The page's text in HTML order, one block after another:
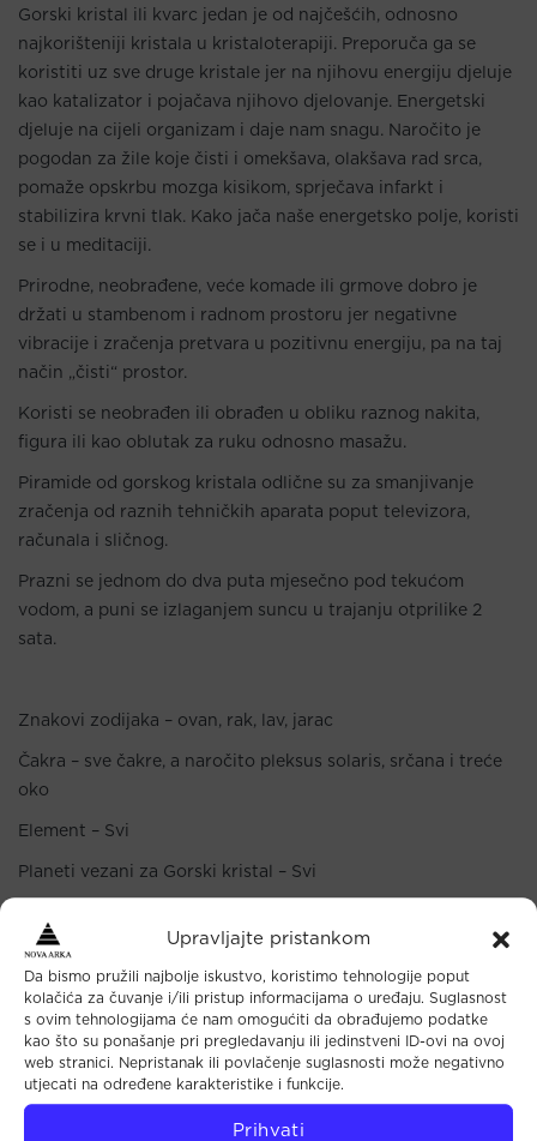
Upravljajte pristankom
Da bismo pružili najbolje iskustvo, koristimo tehnologije poput
kolačića za čuvanje i/ili pristup informacijama o uređaju. Suglasnost
s ovim tehnologijama će nam omogućiti da obrađujemo podatke
kao što su ponašanje pri pregledavanju ili jedinstveni ID-ovi na ovoj
web stranici. Nepristanak ili povlačenje suglasnosti može negativno
utjecati na određene karakteristike i funkcije.
Prihvati
Gorski kristal ili kvarc jedan je od najčešćih, odnosno
najkorišteniji kristala u kristaloterapiji. Preporuča ga se
koristiti uz sve druge kristale jer na njihovu energiju djeluje
kao katalizator i pojačava njihovo djelovanje. Energetski
djeluje na cijeli organizam i daje nam snagu. Naročito je
pogodan za žile koje čisti i omekšava, olakšava rad srca,
pomaže opskrbu mozga kisikom, sprječava infarkt i
stabilizira krvni tlak. Kako jača naše energetsko polje, koristi
se i u meditaciji.
Prirodne, neobrađene, veće komade ili grmove dobro je
držati u stambenom i radnom prostoru jer negativne
vibracije i zračenja pretvara u pozitivnu energiju, pa na taj
način „čisti“ prostor.
Koristi se neobrađen ili obrađen u obliku raznog nakita,
figura ili kao oblutak za ruku odnosno masažu.
Piramide od gorskog kristala odlične su za smanjivanje
zračenja od raznih tehničkih aparata poput televizora,
računala i sličnog.
Prazni se jednom do dva puta mjesečno pod tekućom
vodom, a puni se izlaganjem suncu u trajanju otprilike 2
sata.
Znakovi zodijaka – ovan, rak, lav, jarac
Čakra – sve čakre, a naročito pleksus solaris, srčana i treće
oko
Element – Svi
Planeti vezani za Gorski kristal – Svi
Tvrdoća – 7
Formula – SiO2
Nalazišta – Alpe, Brazil, Madagaskar, Namibija, Rusija, SAD